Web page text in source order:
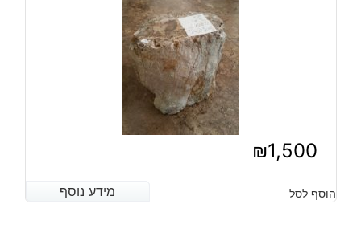
₪1,500
מידע נוסף הוסף לסל מידע נוסף